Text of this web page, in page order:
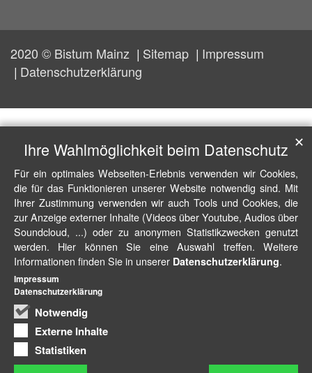
2020 © Bistum Mainz Sitemap
Impressum
Datenschutzerklärung
Ihre Wahlmöglichkeit beim Datenschutz
Für ein optimales Webseiten-Erlebnis verwenden wir Cookies,
die für das Funktionieren unserer Website notwendig sind. Mit
Ihrer Zustimmung verwenden wir auch Tools und Cookies, die
zur Anzeige externer Inhalte (Videos über Youtube, Audios über
Soundcloud, ...) oder zu anonymen Statistikzwecken genutzt
werden. Hier können Sie eine Auswahl treffen. Weitere
Informationen finden Sie in unserer Datenschutzerklärung.
Notwendig
Externe Inhalte
Statistiken
✕
Impressum
Datenschutzerklärung